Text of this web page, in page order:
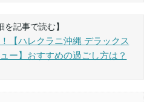
を記事で読む】
【ハレクラニ沖縄 デラックス
ー】おすすめの過ごし方は？